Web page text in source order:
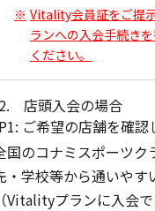
Vitality会員証をご提
ランへの入会手続き
ください。
店頭入会の場合
ご希望の店舗を確認
国のコナミスポーツ
・学校等から通いやす
（Vitalityプランに入会